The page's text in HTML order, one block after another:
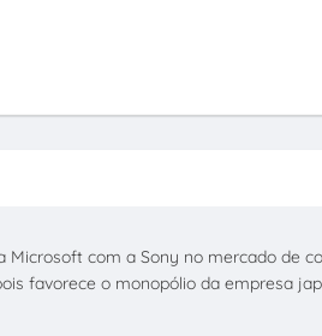
com a Sony no mercado de
favorece o monopólio da empresa